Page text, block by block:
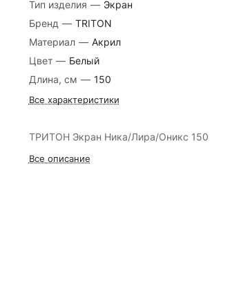
Тип изделия — Экран
Бренд — TRITON
Материал — Акрил
Цвет — Белый
Длина, см — 150
Все характеристики
ТРИТОН Экран Ника/Лира/Оникс 150
Все описание